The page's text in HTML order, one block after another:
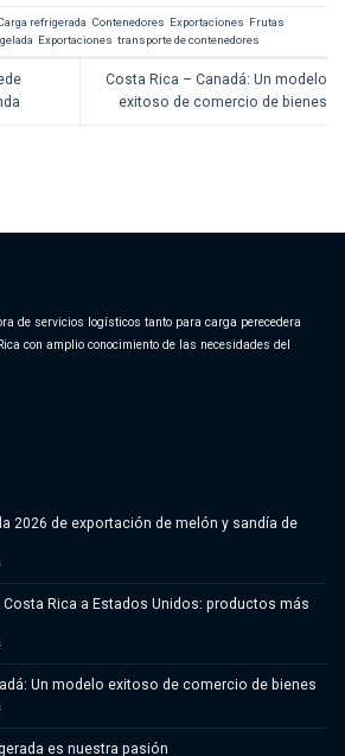
refrigerada Contenedores Exportaciones Frutas
Exportaciones transporte de contenedores
Costa Rica – Canadá: Un modelo
exitoso de comercio de bienes
de servicios logísticos tanto para carga perecedera
con amplio conocimiento de las necesidades del
2026 de exportación de melón y sandía de
en
temporada
melón
Costa
Costa Rica a Estados Unidos: productos más
en
Costa
Rica
Unidos:
Un modelo exitoso de comercio de bienes
en
–
es nuestra pasión